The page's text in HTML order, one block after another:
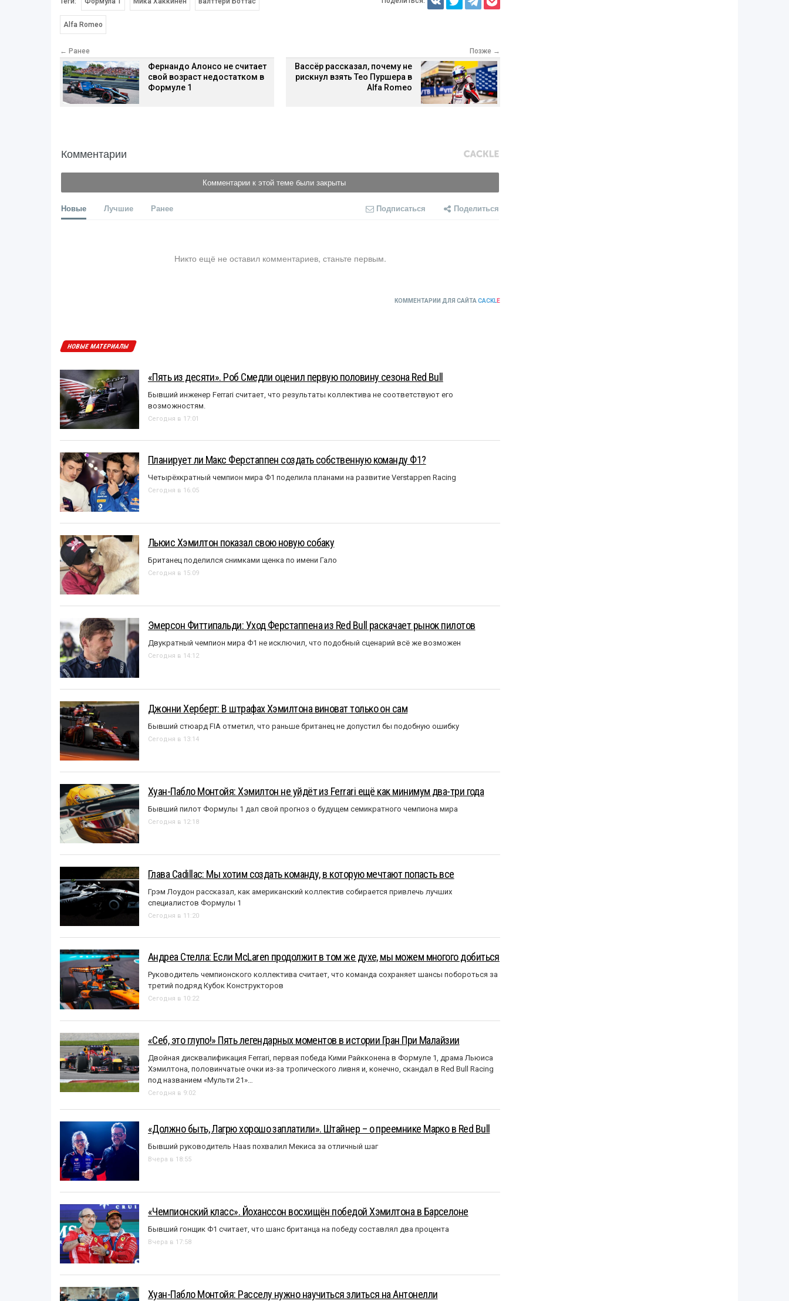
Alfa Romeo
← Ранее
Фернандо Алонсо не считает
свой возраст недостатком в
Формуле 1
Позже →
Вассёр рассказал, почему не
рискнул взять Тео Пуршера в
Alfa Romeo
Комментарии
Комментарии к этой теме были закрыты
Новые Лучшие Ранее Подписаться Поделиться
Никто ещё не оставил комментариев, станьте первым.
КОММЕНТАРИИ ДЛЯ САЙТА CACKLE
НОВЫЕ МАТЕРИАЛЫ
«Пять из десяти». Роб Смедли оценил первую половину сезона Red Bull
Бывший инженер Ferrari считает, что результаты коллектива не соответствуют его
возможностям.
Сегодня в 17:01
Планирует ли Макс Ферстаппен создать собственную команду Ф1?
Четырёхкратный чемпион мира Ф1 поделила планами на развитие Verstappen Racing
Сегодня в 16:05
Льюис Хэмилтон показал свою новую собаку
Британец поделился снимками щенка по имени Гало
Сегодня в 15:09
Эмерсон Фиттипальди: Уход Ферстаппена из Red Bull раскачает рынок пилотов
Двукратный чемпион мира Ф1 не исключил, что подобный сценарий всё же возможен
Сегодня в 14:12
Джонни Херберт: В штрафах Хэмилтона виноват только он сам
Бывший стюард FIA отметил, что раньше британец не допустил бы подобную ошибку
Сегодня в 13:14
Хуан-Пабло Монтойя: Хэмилтон не уйдёт из Ferrari ещё как минимум два-три года
Бывший пилот Формулы 1 дал свой прогноз о будущем семикратного чемпиона мира
Сегодня в 12:18
Глава Cadillac: Мы хотим создать команду, в которую мечтают попасть все
Грэм Лоудон рассказал, как американский коллектив собирается привлечь лучших
специалистов Формулы 1
Сегодня в 11:20
Андреа Стелла: Если McLaren продолжит в том же духе, мы можем многого добиться
Руководитель чемпионского коллектива считает, что команда сохраняет шансы побороться за
третий подряд Кубок Конструкторов
Сегодня в 10:22
«Себ, это глупо!» Пять легендарных моментов в истории Гран При Малайзии
Двойная дисквалификация Ferrari, первая победа Кими Райкконена в Формуле 1, драма Льюиса
Хэмилтона, половинчатые очки из-за тропического ливня и, конечно, скандал в Red Bull Racing
под названием «Mульти 21»…
Сегодня в 9:02
«Должно быть, Лагрю хорошо заплатили». Штайнер – о преемнике Марко в Red Bull
Бывший руководитель Haas похвалил Мекиса за отличный шаг
Вчера в 18:55
«Чемпионский класс». Йоханссон восхищён победой Хэмилтона в Барселоне
Бывший гонщик Ф1 считает, что шанс британца на победу составлял два процента
Вчера в 17:58
Хуан-Пабло Монтойя: Расселу нужно научиться злиться на Антонелли